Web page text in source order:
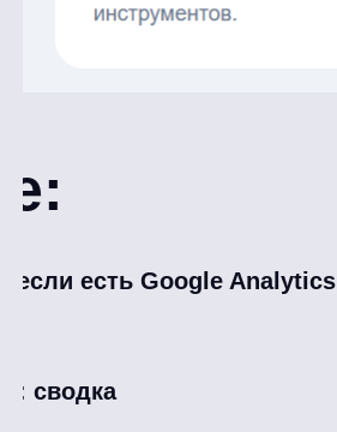
если есть Google Analytics
сводка